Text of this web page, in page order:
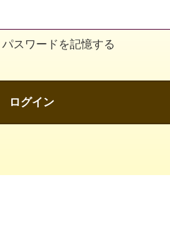
スワードを記憶する
ログイン